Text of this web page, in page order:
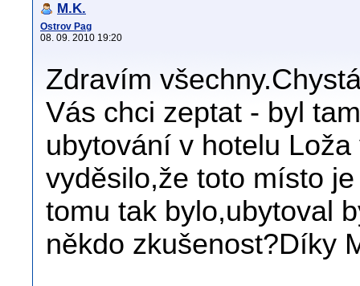
M.K.
Ostrov Pag
08. 09. 2010 19:20
Zdravím
Vás chci zeptat - byl
ubytování v hotelu
vyděsilo,že toto místo
tomu tak bylo,ubytoval
někdo zkušenost?Díky